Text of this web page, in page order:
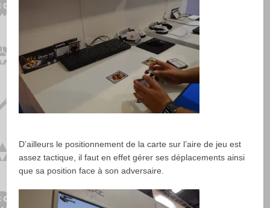
D’ailleurs le positionnement de la carte sur l’aire de jeu est
assez tactique, il faut en effet gérer ses déplacements ainsi
que sa position face à son adversaire.